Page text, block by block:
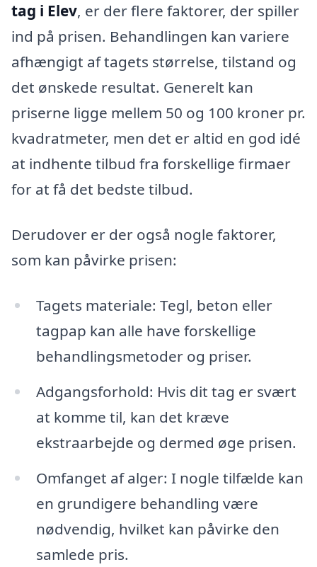
tag i Elev, er der flere faktorer, der spiller
ind på prisen. Behandlingen kan variere
afhængigt af tagets størrelse, tilstand og
det ønskede resultat. Generelt kan
priserne ligge mellem 50 og 100 kroner pr.
kvadratmeter, men det er altid en god idé
at indhente tilbud fra forskellige firmaer
for at få det bedste tilbud.
Derudover er der også nogle faktorer,
som kan påvirke prisen:
Tagets materiale: Tegl, beton eller
tagpap kan alle have forskellige
behandlingsmetoder og priser.
Adgangsforhold: Hvis dit tag er svært
at komme til, kan det kræve
ekstraarbejde og dermed øge prisen.
Omfanget af alger: I nogle tilfælde kan
en grundigere behandling være
nødvendig, hvilket kan påvirke den
samlede pris.